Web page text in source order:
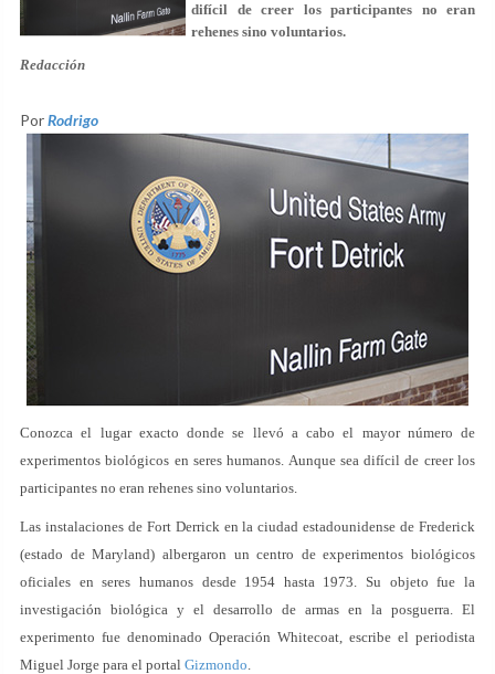
difícil de creer los participantes no eran
rehenes sino voluntarios.
Redacción
PorRodrigo
Conozca el lugar exacto donde se llevó a cabo el mayor número de
experimentos biológicos en seres humanos. Aunque sea difícil de creer los
participantes no eran rehenes sino voluntarios.
Las instalaciones de Fort Derrick en la ciudad estadounidense de Frederick
(estado de Maryland) albergaron un centro de experimentos biológicos
oficiales en seres humanos desde 1954 hasta 1973. Su objeto fue la
investigación biológica y el desarrollo de armas en la posguerra. El
experimento fue denominado Operación Whitecoat, escribe el periodista
Miguel Jorge para el portal Gizmondo.